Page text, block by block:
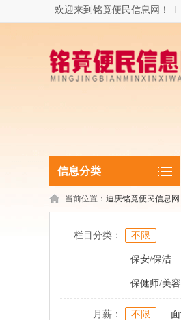
欢迎来到铭竟便民信息网！
信息分类
当前位置： 迪庆铭竟便民信息网
栏目分类： 不限
保安/保洁
保健师/美
月薪： 不限